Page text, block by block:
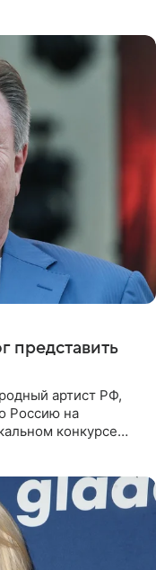
представить
артист РФ,
Россию на
конкурсе